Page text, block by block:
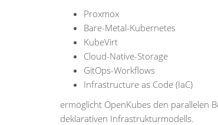
Proxmox
Bare-Metal-Kubernetes
KubeVirt
Cloud-Native-Storage
GitOps-Workflows
Infrastructure as Code (IaC)
ermöglicht OpenKubes den parallelen
deklarativen Infrastrukturmodells.